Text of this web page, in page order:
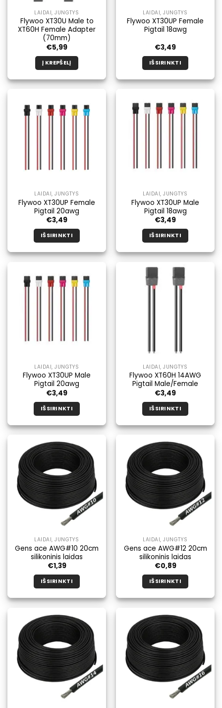
LAIDAI, JUNGTYS
Flywoo XT30U Male to
XT60H Female Adapter
(70mm)
€5,99
Į KREPŠELĮ
LAIDAI, JUNGTYS
Flywoo XT30UP Female
Pigtail 18awg
€3,49
IŠSIRINKTI
produktas
kelis
variantus.
puslapyje.
LAIDAI, JUNGTYS
Flywoo XT30UP Female
Pigtail 20awg
€3,49
IŠSIRINKTI
produktas
kelis
variantus.
puslapyje.
LAIDAI, JUNGTYS
Flywoo XT30UP Male
Pigtail 18awg
€3,49
IŠSIRINKTI
produktas
turi
kelis
variantus.
LAIDAI, JUNGTYS
Flywoo XT30UP Male
Pigtail 20awg
€3,49
IŠSIRINKTI
produktas
turi
kelis
variantus.
Galimybe
galite
pasirinkti
produkto
puslapyje.
LAIDAI, JUNGTYS
Flywoo XT60H 14AWG
Pigtail Male/Female
€3,49
IŠSIRINKTI
produktas
turi
kelis
variantus.
Galimybe
galite
pasirinkti
produkto
puslapyje.
LAIDAI, JUNGTYS
Gens ace AWG#10 20cm
silikoninis laidas
€1,39
IŠSIRINKTI
produktas
turi
kelis
variantus.
Galimybe
galite
pasirinkti
produkto
puslapyje.
LAIDAI, JUNGTYS
Gens ace AWG#12 20cm
silikoninis laidas
€0,89
IŠSIRINKTI
produktas
turi
kelis
variantus.
Galimybe
galite
pasirinkti
produkto
puslapyje.